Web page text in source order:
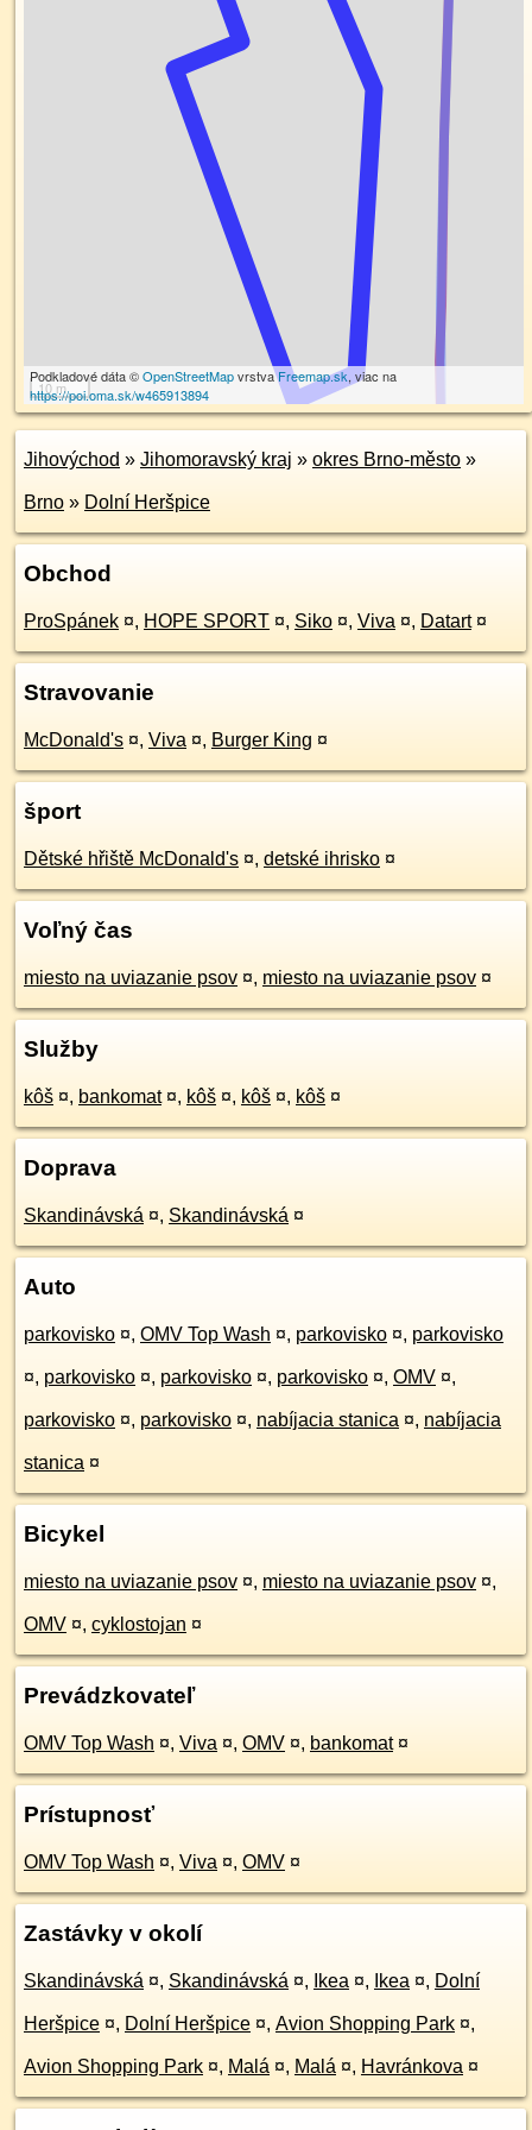
10 m
Podkladové dáta ©OpenStreetMapvrstvaFreemap.sk, viac na
https://poi.oma.sk/w465913894
Jihovýchod » Jihomoravský kraj » okres Brno-město »
Brno » Dolní Heršpice
Obchod
ProSpánek ¤, HOPE SPORT ¤, Siko ¤, Viva ¤, Datart ¤
Stravovanie
McDonald's ¤, Viva ¤, Burger King ¤
šport
Dětské hřiště McDonald's ¤, detské ihrisko ¤
Voľný čas
miesto na uviazanie psov ¤, miesto na uviazanie psov ¤
Služby
kôš ¤, bankomat ¤, kôš ¤, kôš ¤, kôš ¤
Doprava
Skandinávská ¤, Skandinávská ¤
Auto
parkovisko ¤, OMV Top Wash ¤, parkovisko ¤, parkovisko
¤, parkovisko ¤, parkovisko ¤, parkovisko ¤, OMV ¤,
parkovisko ¤, parkovisko ¤, nabíjacia stanica ¤, nabíjacia
stanica ¤
Bicykel
miesto na uviazanie psov ¤, miesto na uviazanie psov ¤,
OMV ¤, cyklostojan ¤
Prevádzkovateľ
OMV Top Wash ¤, Viva ¤, OMV ¤, bankomat ¤
Prístupnosť
OMV Top Wash ¤, Viva ¤, OMV ¤
Zastávky v okolí
Skandinávská ¤, Skandinávská ¤, Ikea ¤, Ikea ¤, Dolní
Heršpice ¤, Dolní Heršpice ¤, Avion Shopping Park ¤,
Avion Shopping Park ¤, Malá ¤, Malá ¤, Havránkova ¤